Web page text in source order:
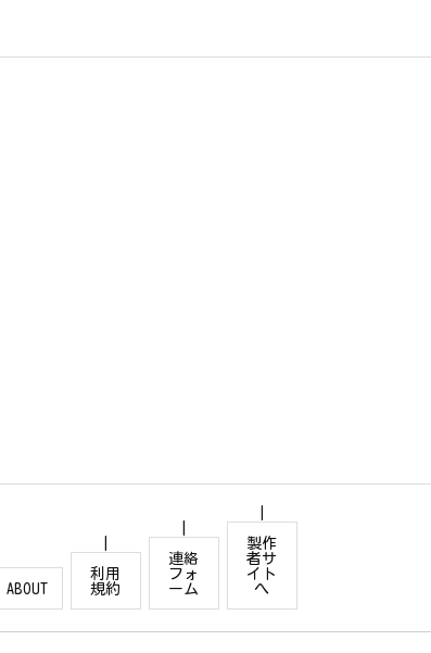
ABOUT
利用
規約
連絡
フォ
ーム
製作
者サ
イト
へ